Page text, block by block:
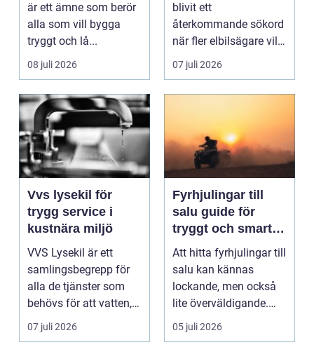
är ett ämne som berör
alla som vill bygga
tryggt och lå...
08 juli 2026
blivit ett
återkommande sökord
när fler elbilsägare vill
ladda hemma på ett
säk...
07 juli 2026
Vvs lysekil för
trygg service i
kustnära miljö
VVS Lysekil är ett
samlingsbegrepp för
alla de tjänster som
behövs för att vatten,
värme och avlopp ...
07 juli 2026
Fyrhjulingar till
salu guide för
tryggt och smart
köp
Att hitta fyrhjulingar till
salu kan kännas
lockande, men också
lite överväldigande.
Utbudet är stor...
05 juli 2026